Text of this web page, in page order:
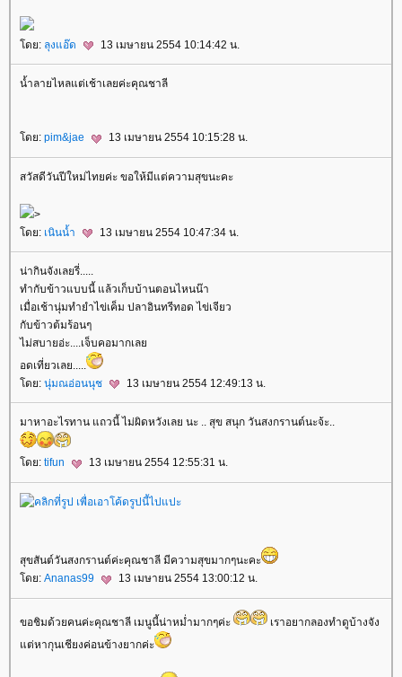
ดย: ลุงแอ๊ด 13 เมษายน 2554 10:14:42 น.
น้ำลายไหลแต่เช้าเลยค่ะคุณชาลี
ดย: pim&jae 13 เมษายน 2554 10:15:28 น.
สวัสดีวันปีใหม่ไทยค่ะ ขอให้มีแต่ความสุขนะคะ
>
ดย: เนินน้ำ 13 เมษายน 2554 10:47:34 น.
น่ากินจังเลยรี่.....
ทำกับข้าวแบบนี้ แล้วเก็บบ้านตอนไหนน๊า
เมื่อเช้านุ่มทำยำไข่เค็ม ปลาอินทรีทอด ไข่เจียว
กับข้าวต้มร้อนๆ
ไม่สบายอ่ะ....เจ็บคอมากเล
อดเที่ยวเลย.....
ดย: นุ่มณอ่อนนุช 13 เมษายน 2554 12:49:13 น.
มาหาอะไรทาน แถวนี้ ไม่ผิดหวังเลย นะ .. สุข สนุก วันสงกรานต์นะจ้ะ..
ดย: tifun 13 เมษายน 2554 12:55:31 น.
สุขสันต์วันสงกรานต์ค่ะคุณชาลี มีความสุขมากๆนะคะ
ดย: Ananas99 13 เมษายน 2554 13:00:12 น.
ขอชิมด้วยคนค่ะคุณชาลี เมนูนี้น่าหมํ่ามากๆค่ะ
เราอยากลองทำดูบ้างจัง
ต่หากุนเชียงค่อนข้างยากค่ะ